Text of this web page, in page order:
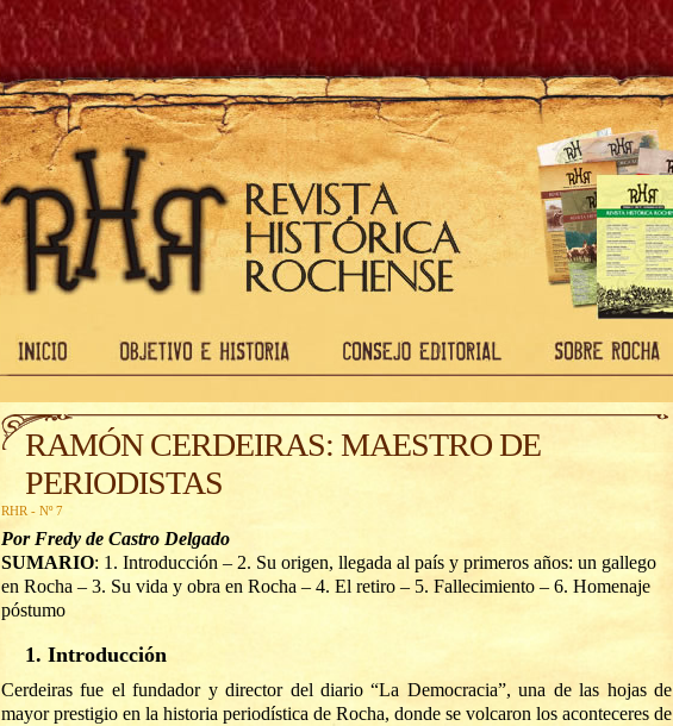
RAMÓN CERDEIRAS: MAESTRO DE
PERIODISTAS
RHR - Nº 7
Por Fredy de Castro Delgado
SUMARIO: 1. Introducción – 2. Su origen, llegada al país y primeros años: un gallego
en Rocha – 3. Su vida y obra en Rocha – 4. El retiro – 5. Fallecimiento – 6. Homenaje
póstumo
1. Introducción
Cerdeiras fue el fundador y director del diario “La Democracia”, una de las hojas de
mayor prestigio en la historia periodística de Rocha, donde se volcaron los aconteceres de